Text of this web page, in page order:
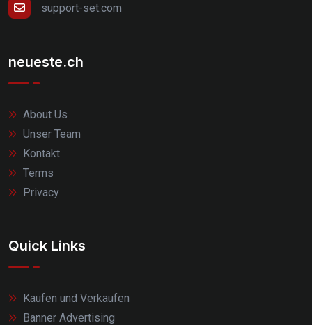
support-set.com
neueste.ch
About Us
Unser Team
Kontakt
Terms
Privacy
Quick Links
Kaufen und Verkaufen
Banner Advertising